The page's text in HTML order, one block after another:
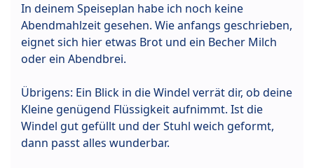
In deinem Speiseplan habe ich noch keine
Abendmahlzeit gesehen. Wie anfangs geschrieben,
eignet sich hier etwas Brot und ein Becher Milch
oder ein Abendbrei.
Übrigens: Ein Blick in die Windel verrät dir, ob deine
Kleine genügend Flüssigkeit aufnimmt. Ist die
Windel gut gefüllt und der Stuhl weich geformt,
dann passt alles wunderbar.